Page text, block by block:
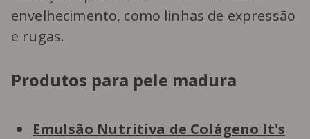
envelhecimento, como linhas de expressão
e rugas.
Produtos para pele madura
Emulsão Nutritiva de Colágeno It's